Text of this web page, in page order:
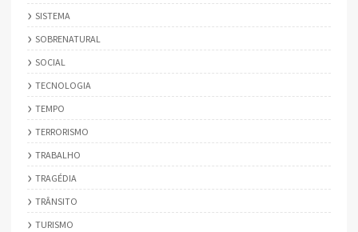
SISTEMA
SOBRENATURAL
SOCIAL
TECNOLOGIA
TEMPO
TERRORISMO
TRABALHO
TRAGÉDIA
TRÂNSITO
TURISMO